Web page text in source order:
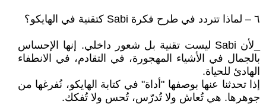
٦ – لماذا تتردد في طرح فكرة Sabi كتقنية في الهايكو؟
_لأن Sabi ليست تقنية بل شعور داخلي. إنها الإحساس
بالجمال في الأشياء المهجورة، في التقادم، في الانطفاء
الهادئ للحياة.
إذا تحدثنا عنها بوصفها "أداة" في كتابة الهايكو، نُفرغها من
جوهرها. هي تُعاش ولا تُدرّس، تُحس ولا تُفكك.